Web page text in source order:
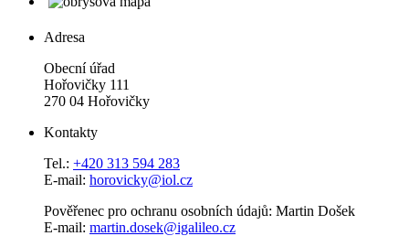
Adresa
Obecní úřad
Hořovičky 111
270 04 Hořovičky
Kontakty
Tel.: +420 313 594 283
E-mail: horovicky@iol.cz
Pověřenec pro ochranu osobních údajů: Martin Došek
E-mail: martin.dosek@igalileo.cz